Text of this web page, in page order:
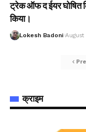
ट्रेक ऑफ द ईयर घोषित
किया।
Lokesh Badoni August
क्राइम